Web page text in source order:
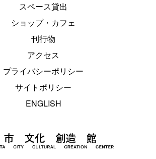
スペース貸出
ショップ・カフェ
刊行物
アクセス
プライバシーポリシー
サイトポリシー
ENGLISH